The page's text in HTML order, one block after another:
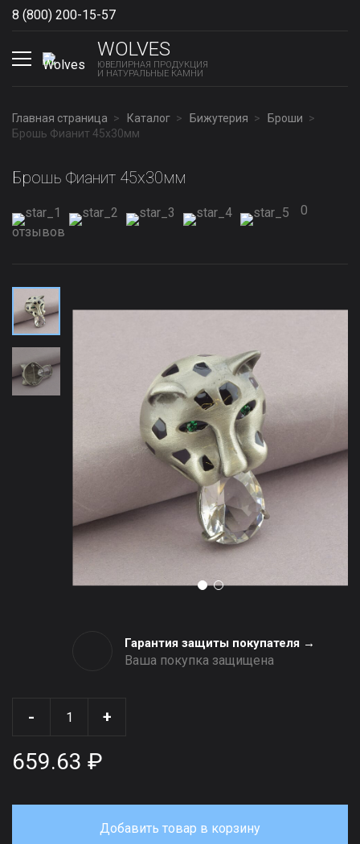
8 (800) 200-15-57
WOLVES
ЮВЕЛИРНАЯ ПРОДУКЦИЯ
И НАТУРАЛЬНЫЕ КАМНИ
Главная страница Каталог Бижутерия
Броши
Брошь Фианит 45х30мм
Брошь Фианит 45х30мм
0
отзывов
Гарантия защиты покупателя →
Ваша покупка защищена
- +
659.63 ₽
Добавить товар в корзину